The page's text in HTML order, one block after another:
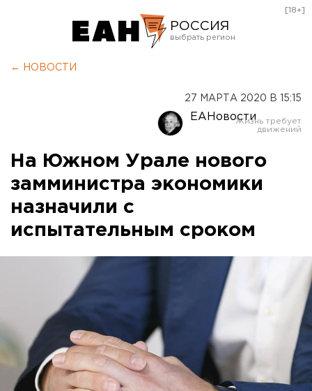
РОССИЯ
Оренбург
[18+]
← НОВОСТИ
27 МАРТА 2020 В 15:15
ЕАНовости
На Южном Урале нового
замминистра экономики
назначили с
испытательным сроком